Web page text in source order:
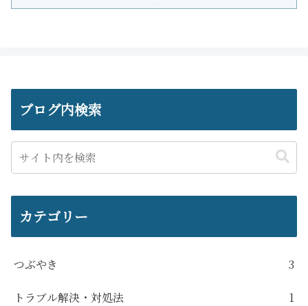
ブログ内検索
カテゴリー
つぶやき 3
トラブル解決・対処法 1